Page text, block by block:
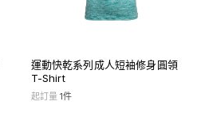
運動快乾系列成人短袖修身圓領
T-Shirt
起訂量 1件